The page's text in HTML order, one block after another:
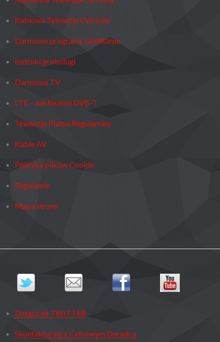
Kablowa Telewizja Cyfrowa
Darmowe programy satelitarne
Instrukcje obsługi
Darmowa TV
LTE – zakłócenia DVB-T
Telewizja Płatna Regulaminy
Kable AV
Polityka plików Cookie
Regulamin
Mapa strony
Dołącz na TWITTER
Skontaktuj się z Cyfrowym Doradcą